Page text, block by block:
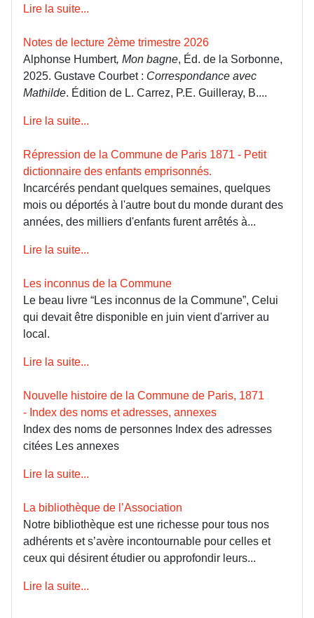
Lire la suite...
Notes de lecture 2ème trimestre 2026
Alphonse Humbert, Mon bagne, Éd. de la Sorbonne,
2025. Gustave Courbet : Correspondance avec
Mathilde. Édition de L. Carrez, P.E. Guilleray, B....
Lire la suite...
Répression de la Commune de Paris 1871 - Petit
dictionnaire des enfants emprisonnés.
Incarcérés pendant quelques semaines, quelques
mois ou déportés à l'autre bout du monde durant des
années, des milliers d'enfants furent arrêtés à...
Lire la suite...
Les inconnus de la Commune
Le beau livre “Les inconnus de la Commune”, Celui
qui devait être disponible en juin vient d'arriver au
local.
Lire la suite...
Nouvelle histoire de la Commune de Paris, 1871
- Index des noms et adresses, annexes
Index des noms de personnes Index des adresses
citées Les annexes
Lire la suite...
La bibliothèque de l’Association
Notre bibliothèque est une richesse pour tous nos
adhérents et s’avère incontournable pour celles et
ceux qui désirent étudier ou approfondir leurs...
Lire la suite...